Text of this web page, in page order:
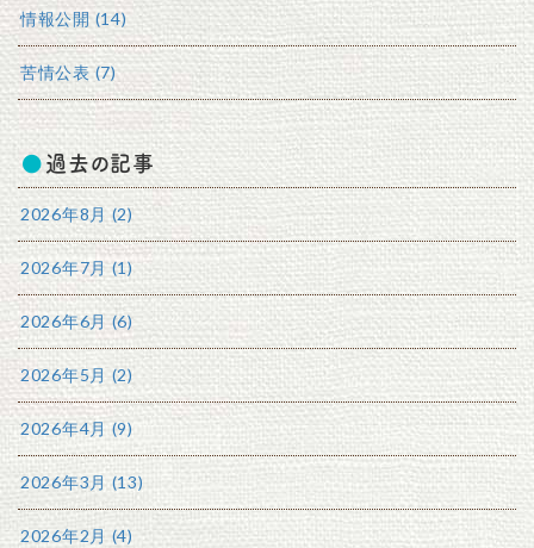
情報公開 (14)
苦情公表 (7)
過去の記事
2026年8月 (2)
2026年7月 (1)
2026年6月 (6)
2026年5月 (2)
2026年4月 (9)
2026年3月 (13)
2026年2月 (4)